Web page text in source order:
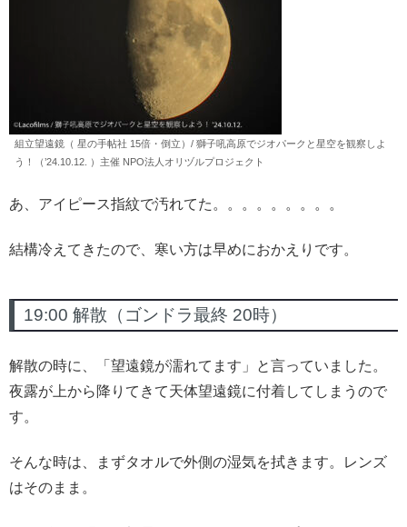
組立望遠鏡（ 星の手帖社 15倍・倒立）/ 獅子吼高原でジオパークと星空を観察しよ
う！（’24.10.12. ）主催 NPO法人オリヅルプロジェクト
あ、アイピース指紋で汚れてた。。。。。。。。。
結構冷えてきたので、寒い方は早めにおかえりです。
19:00 解散（ゴンドラ最終 20時）
解散の時に、「望遠鏡が濡れてます」と言っていました。
夜露が上から降りてきて天体望遠鏡に付着してしまうので
す。
そんな時は、まずタオルで外側の湿気を拭きます。レンズ
はそのまま。